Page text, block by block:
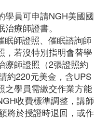
學員可申請NGH美國國
療師證書。
眠師證照、催眠諮詢師
，若沒特別指明會替學
療師證照（2張證照約
約220元美金，含UPS
之學員需繳交作業方能
收費標準調整，講師
將於授證時退回，或作